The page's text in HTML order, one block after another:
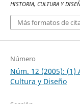
HISTORIA, CULTURA Y
Más formatos de
Número
Núm. 12 (2005): (1)
Cultura y Diseño